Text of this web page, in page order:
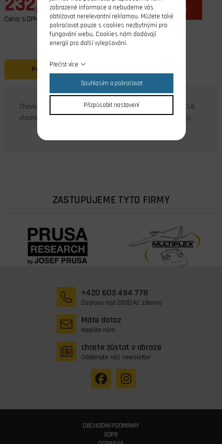
Cena s DPH
ks do košíku
Popis
Žhavící svíčka teplá pro dvoutaktní letecké motory OS Max LA;
vhodná především pro motory menších kubatur (1,5-6,5 ccm).
ZASTUPUJEME TYTO FIRMY
+420 603 494 778
Doprava nad 2500 Kč zdarma
Máte dotaz
Napište nám
chcete zůstat v obraze
Odebírejte náš newsletter
OBCHODNÍ PODMÍNKY
GDPR
zobrazené informace a nebudeme vás
obtěžovat nerelevantní reklamou. Můžete také
pokračovat pouze s cookies nezbytnými pro
fungování webu. Cookies nám dodávají
energii pro další vylepšování.
Přečíst více
Souhlasím a pokračovat
Přizpůsobit nastavení